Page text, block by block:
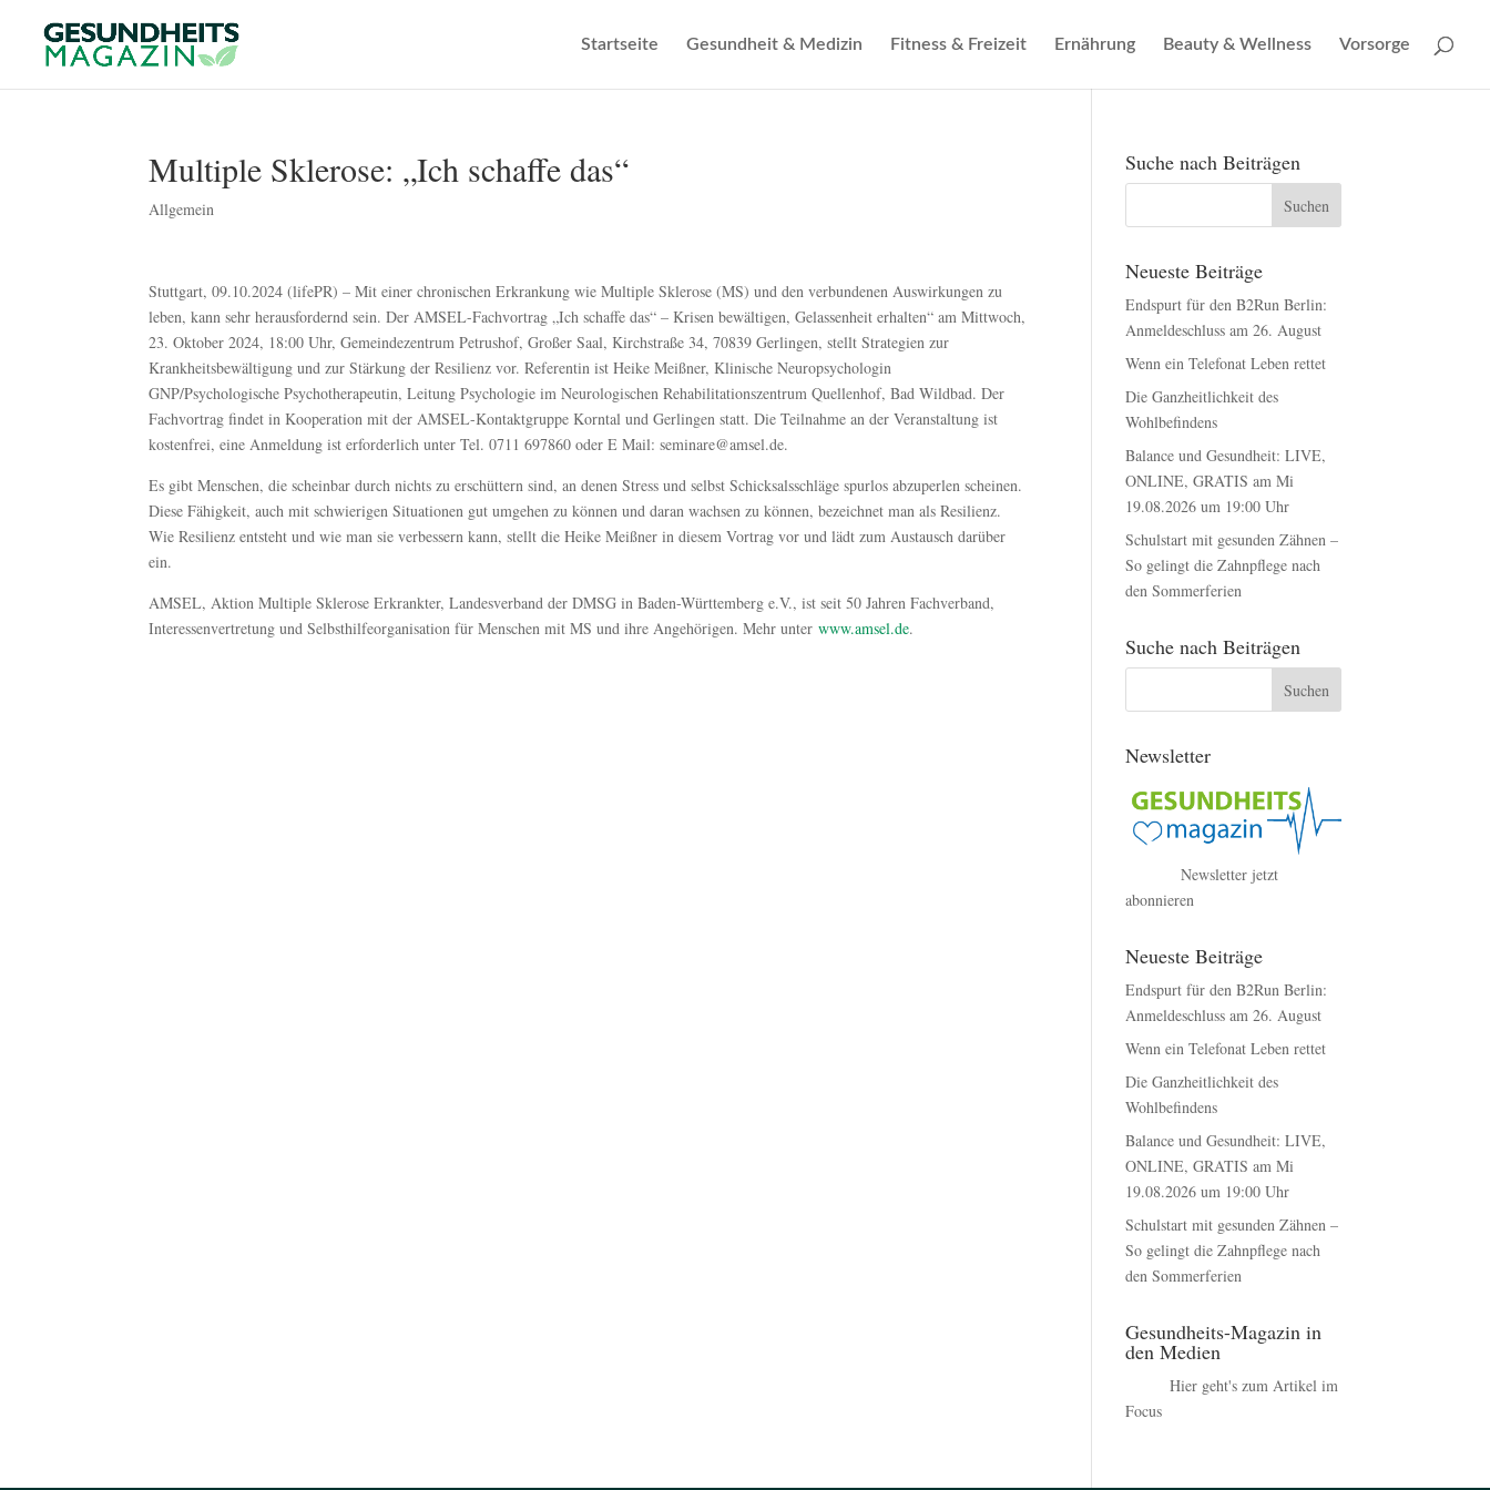
Startseite Gesundheit & Medizin Fitness & Freizeit Ernährung Beauty & Wellness Vorsorge
Multiple Sklerose: „Ich schaffe das“
Allgemein
Stuttgart, 09.10.2024 (lifePR) – Mit einer chronischen Erkrankung wie Multiple Sklerose (MS) und den verbundenen Auswirkungen zu
leben, kann sehr herausfordernd sein. Der AMSEL-Fachvortrag „Ich schaffe das“ – Krisen bewältigen, Gelassenheit erhalten“ am Mittwoch,
23. Oktober 2024, 18:00 Uhr, Gemeindezentrum Petrushof, Großer Saal, Kirchstraße 34, 70839 Gerlingen, stellt Strategien zur
Krankheitsbewältigung und zur Stärkung der Resilienz vor. Referentin ist Heike Meißner, Klinische Neuropsychologin
GNP/Psychologische Psychotherapeutin, Leitung Psychologie im Neurologischen Rehabilitationszentrum Quellenhof, Bad Wildbad. Der
Fachvortrag findet in Kooperation mit der AMSEL-Kontaktgruppe Korntal und Gerlingen statt. Die Teilnahme an der Veranstaltung ist
kostenfrei, eine Anmeldung ist erforderlich unter Tel. 0711 697860 oder E Mail: seminare@amsel.de.
Es gibt Menschen, die scheinbar durch nichts zu erschüttern sind, an denen Stress und selbst Schicksalsschläge spurlos abzuperlen scheinen.
Diese Fähigkeit, auch mit schwierigen Situationen gut umgehen zu können und daran wachsen zu können, bezeichnet man als Resilienz.
Wie Resilienz entsteht und wie man sie verbessern kann, stellt die Heike Meißner in diesem Vortrag vor und lädt zum Austausch darüber
ein.
AMSEL, Aktion Multiple Sklerose Erkrankter, Landesverband der DMSG in Baden-Württemberg e.V., ist seit 50 Jahren Fachverband,
Interessenvertretung und Selbsthilfeorganisation für Menschen mit MS und ihre Angehörigen. Mehr unterwww.amsel.de.
Suche nach Beiträgen
Neueste Beiträge
Endspurt für den B2Run Berlin:
Anmeldeschluss am 26. August
Wenn ein Telefonat Leben rettet
Die Ganzheitlichkeit des
Wohlbefindens
Balance und Gesundheit: LIVE,
ONLINE, GRATIS am Mi
19.08.2026 um 19:00 Uhr
Schulstart mit gesunden Zähnen –
So gelingt die Zahnpflege nach
den Sommerferien
Suche nach Beiträgen
Newsletter
Newsletter jetzt
abonnieren
Neueste Beiträge
Endspurt für den B2Run Berlin:
Anmeldeschluss am 26. August
Wenn ein Telefonat Leben rettet
Die Ganzheitlichkeit des
Wohlbefindens
Balance und Gesundheit: LIVE,
ONLINE, GRATIS am Mi
19.08.2026 um 19:00 Uhr
Schulstart mit gesunden Zähnen –
So gelingt die Zahnpflege nach
den Sommerferien
Gesundheits-Magazin in
den Medien
Hier geht's zum Artikel im
Focus